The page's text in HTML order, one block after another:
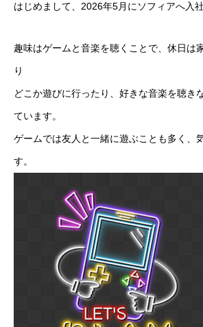
はじめまして、2026年5月にソフィアへ入
趣味はゲームと音楽を聴くことで、休日は
り
どこか遊びに行ったり、好きな音楽を聴き
ています。
ゲームでは友人と一緒に遊ぶことも多く、
す。